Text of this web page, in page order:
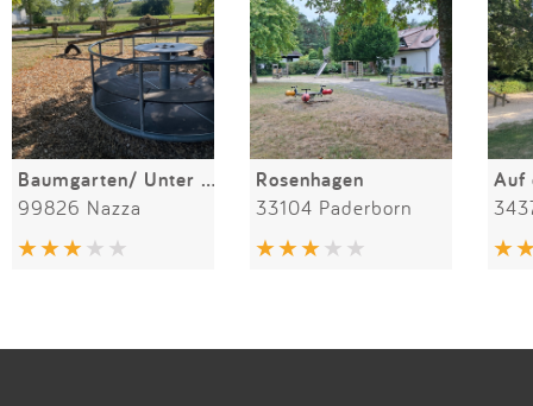
Baumgarten/ Unter den Linden
99826 Nazza
Rosenhagen
33104 Paderborn
Auf